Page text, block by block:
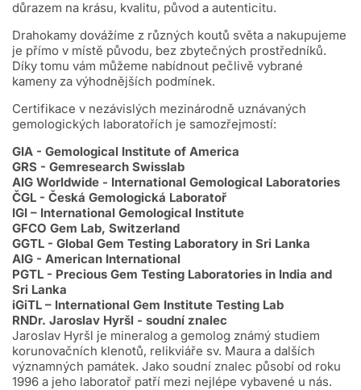
důrazem na krásu, kvalitu, původ a autenticitu.
Drahokamy dovážíme z různých koutů světa a nakupujeme
je přímo v místě původu, bez zbytečných prostředníků.
Díky tomu vám můžeme nabídnout pečlivě vybrané
kameny za výhodnějších podmínek.
Certifikace v nezávislých mezinárodně uznávaných
gemologických laboratořích je samozřejmostí:
GIA - Gemological Institute of America
GRS - Gemresearch Swisslab
AIG Worldwide - International Gemological Laboratories
ČGL - Česká Gemologická Laboratoř
IGI – International Gemological Institute
GFCO Gem Lab, Switzerland
GGTL - Global Gem Testing Laboratory in Sri Lanka
AIG - American International
PGTL - Precious Gem Testing Laboratories in India and
Sri Lanka
iGiTL – International Gem Institute Testing Lab
RNDr. Jaroslav Hyršl - soudní znalec
Jaroslav Hyršl je mineralog a gemolog známý studiem
korunovačních klenotů, relikviáře sv. Maura a dalších
významných památek. Jako soudní znalec působí od roku
1996 a jeho laboratoř patří mezi nejlépe vybavené u nás.